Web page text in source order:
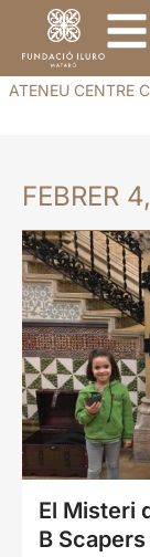
ATENEU CENTRE
FEBRER
El Misteri
B Scapers